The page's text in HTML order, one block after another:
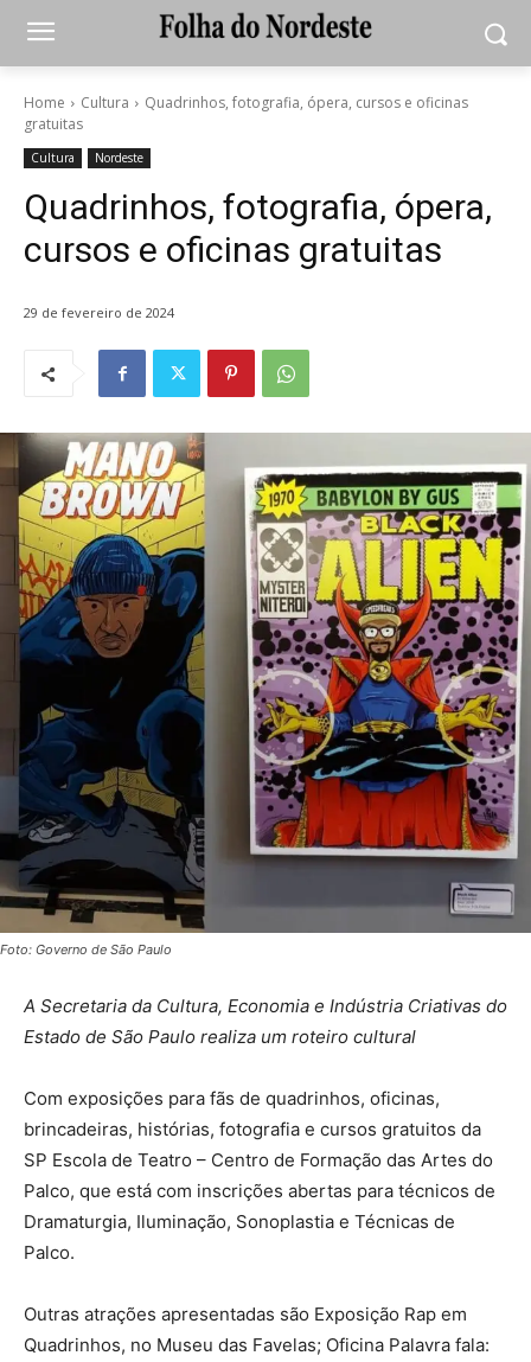
Home Cultura
Quadrinhos, fotografia, ópera, cursos e oficinas
gratuitas
Cultura Nordeste
Quadrinhos, fotografia, ópera,
cursos e oficinas gratuitas
29 de fevereiro de 2024
Foto: Governo de São Paulo
A Secretaria da Cultura, Economia e Indústria Criativas do
Estado de São Paulo realiza um roteiro cultural
Com exposições para fãs de quadrinhos, oficinas,
brincadeiras, histórias, fotografia e cursos gratuitos da
SP Escola de Teatro – Centro de Formação das Artes do
Palco, que está com inscrições abertas para técnicos de
Dramaturgia, Iluminação, Sonoplastia e Técnicas de
Palco.
Outras atrações apresentadas são Exposição Rap em
Quadrinhos, no Museu das Favelas; Oficina Palavra fala: